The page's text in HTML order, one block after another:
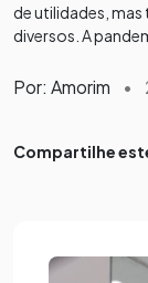
de utilidades,
diversos. A
Por: Amorim •
Compartilhe